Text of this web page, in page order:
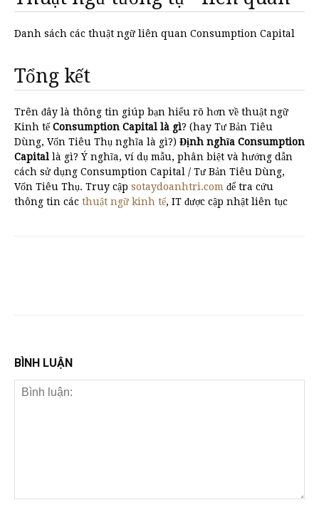
Danh sách các thuật ngữ liên quan Consumption Capital
Tổng kết
Trên đây là thông tin giúp bạn hiểu rõ hơn về thuật ngữ
Kinh tếConsumption Capital là gì? (hay Tư Bản Tiêu
Dùng, Vốn Tiêu Thụ nghĩa là gì?) Định nghĩa Consumption
Capital là gì? Ý nghĩa, ví dụ mẫu, phân biệt và hướng dẫn
cách sử dụng Consumption Capital / Tư Bản Tiêu Dùng,
Vốn Tiêu Thụ. Truy cập sotaydoanhtri.com để tra cứu
thông tin các thuật ngữ kinh tế, IT được cập nhật liên tục
BÌNH LUẬN